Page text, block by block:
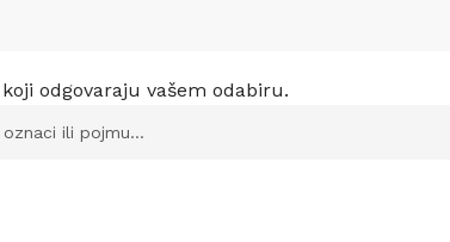
odgovaraju vašem odabiru.